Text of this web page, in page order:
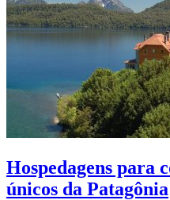
Hospedagens para
únicos da Patagônia